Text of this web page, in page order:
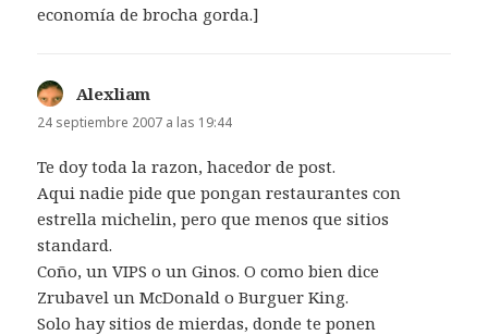
economía de brocha gorda.]
Alexliam
24 septiembre 2007 a las 19:44
Te doy toda la razon, hacedor de post.
Aqui nadie pide que pongan restaurantes con
estrella michelin, pero que menos que sitios
standard.
Coño, un VIPS o un Ginos. O como bien dice
Zrubavel un McDonald o Burguer King.
Solo hay sitios de mierdas, donde te ponen